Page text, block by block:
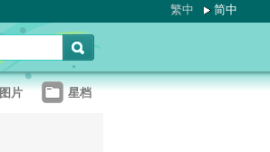
繁中 简中
图片 星档